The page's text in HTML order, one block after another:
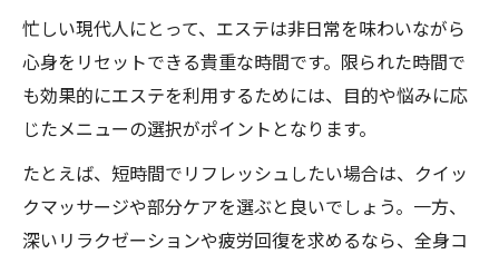
忙しい現代人にとって、エステは非日常を味わいながら
心身をリセットできる貴重な時間です。限られた時間で
も効果的にエステを利用するためには、目的や悩みに応
じたメニューの選択がポイントとなります。
たとえば、短時間でリフレッシュしたい場合は、クイッ
クマッサージや部分ケアを選ぶと良いでしょう。一方、
深いリラクゼーションや疲労回復を求めるなら、全身コ